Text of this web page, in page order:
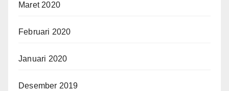
Maret 2020
Februari 2020
Januari 2020
Desember 2019